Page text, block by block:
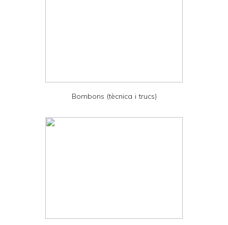
Bombons (tècnica i trucs)